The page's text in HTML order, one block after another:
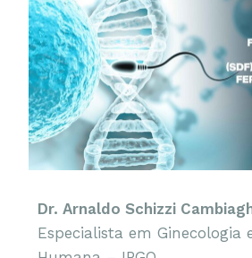
Dr. Arnaldo Schizzi
Especialista em Ginecologia